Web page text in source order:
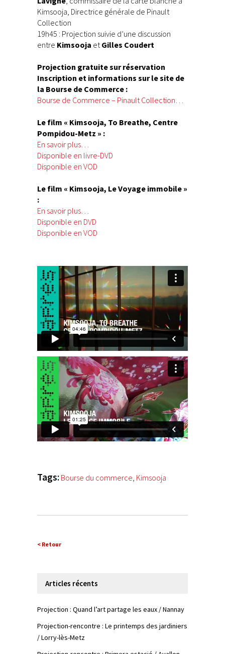
Kimsooja, Directrice générale de Pinault
Collection
19h45 : Projection suivie d’une discussion
entre Kimsooja etGilles Coudert
Projection gratuite sur réservation
Inscription et informations sur le site de
la Bourse de Commerce :
Bourse de Commerce – Pinault Collection…
Le film « Kimsooja, To Breathe, Centre
Pompidou-Metz » :
En savoir plus…
Disponible en livre-DVD
Disponible en VOD
Le film « Kimsooja, Le Voyage immobile »
:
En savoir plus…
Disponible en DVD
Disponible en VOD
Tags: Bourse du commerce Kimsooja
< Retour
Articles récents
Projection : Quand l’art partage les eaux / Nannay
Projection-rencontre : Le printemps des jardiniers
/ Lorry-lès-Metz